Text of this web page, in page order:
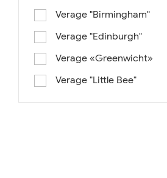
Verage "Birmingham"
Verage "Edinburgh"
Verage «Greenwicht»
Verage "Little Bee"